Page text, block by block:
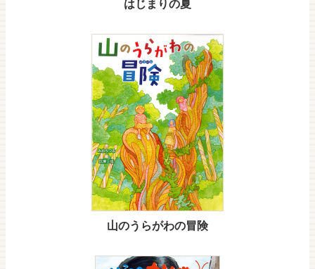
はじまりの夏
山のうらがわの冒険